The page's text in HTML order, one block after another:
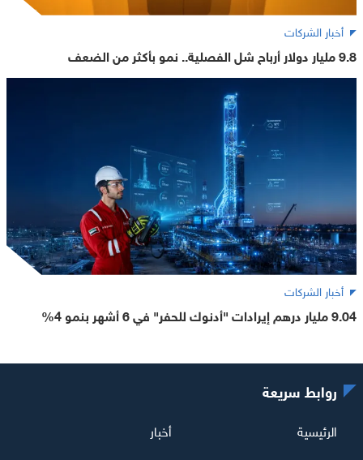
أخبار الشركات
9.8 مليار دولار أرباح شل الفصلية.. نمو بأكثر من الضعف
أخبار الشركات
9.04 مليار درهم إيرادات "أدنوك للحفر" في 6 أشهر بنمو 4%
روابط سريعة
الرئيسية أخبار